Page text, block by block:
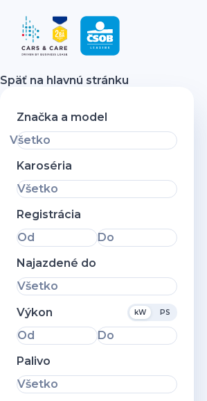
Späť na hlavnú stránku
Značka a model
Všetko
Karoséria
Všetko
Registrácia
Od
Do
Najazdené do
Všetko
Výkon
kW PS
Od
Do
Palivo
Všetko